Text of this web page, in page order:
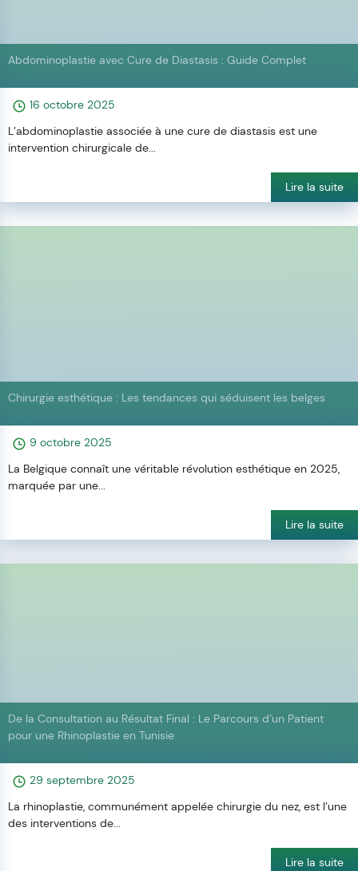
16 octobre 2025
Abdominoplastie avec Cure de Diastasis : Guide Complet
L’abdominoplastie associée à une cure de diastasis est une
intervention chirurgicale de...
Lire la suite
9 octobre 2025
Chirurgie esthétique : Les tendances qui séduisent les belges
La Belgique connaît une véritable révolution esthétique en 2025,
marquée par une...
Lire la suite
29 septembre 2025
De la Consultation au Résultat Final : Le Parcours d’un Patient
pour une Rhinoplastie en Tunisie
La rhinoplastie, communément appelée chirurgie du nez, est l’une
des interventions de...
Lire la suite